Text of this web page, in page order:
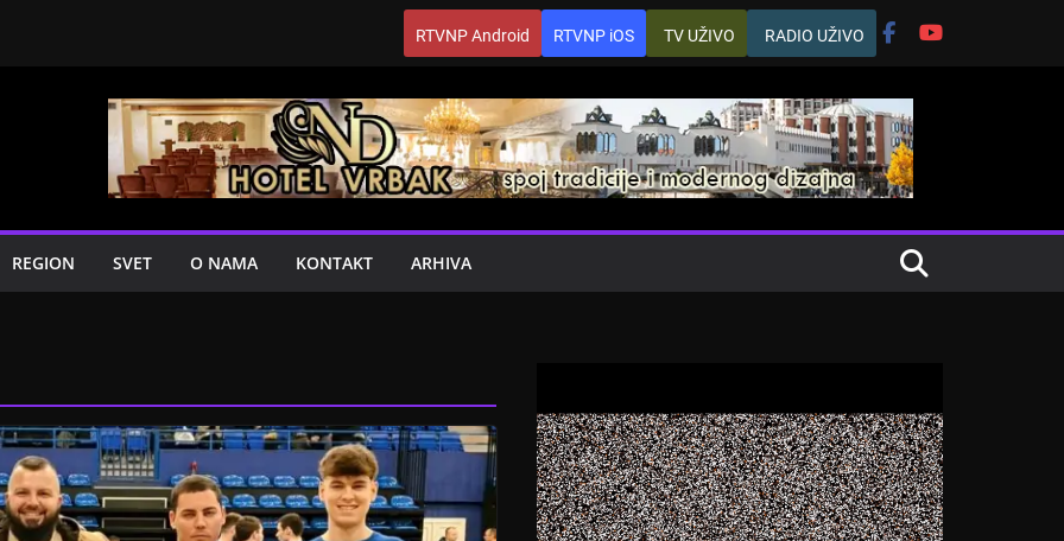
RTVNP Android RTVNP iOS TV UŽIVO RADIO UŽIVO
REGION SVET O NAMA KONTAKT ARHIVA